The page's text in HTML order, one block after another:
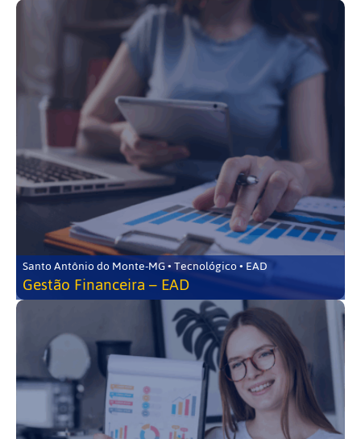
Santo Antônio do Monte-MG • Tecnológico • EAD
Gestão Financeira – EAD